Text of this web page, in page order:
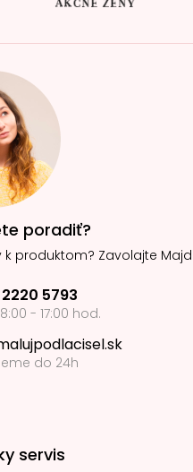
poradiť?
k produktom? Zavolajte
5793
- 17:00 hod.
do 24h
servis